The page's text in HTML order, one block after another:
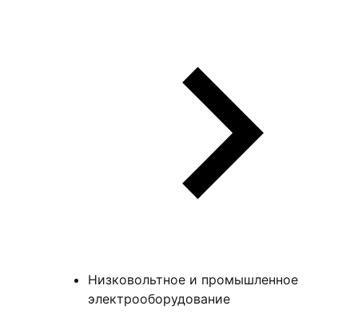
Низковольтное и промышленное
электрооборудование